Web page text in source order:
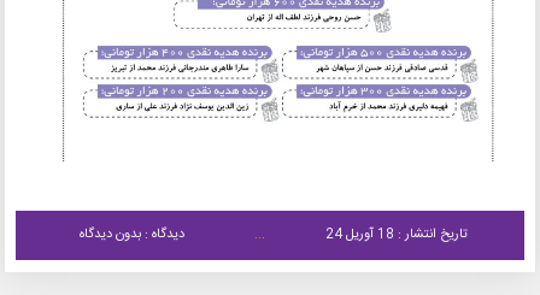
تاریخ انتشار : 18 آوریل 24 دیدگاه : بدون دیدگاه